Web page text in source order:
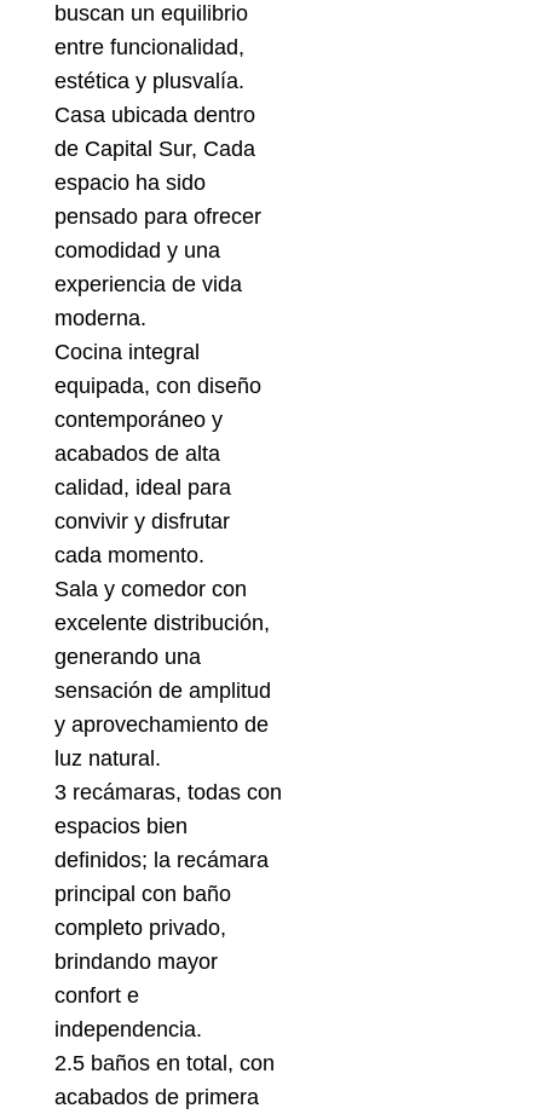
buscan un equilibrio
entre funcionalidad,
estética y plusvalía.
Casa ubicada dentro
de Capital Sur, Cada
espacio ha sido
pensado para ofrecer
comodidad y una
experiencia de vida
moderna.
Cocina integral
equipada, con diseño
contemporáneo y
acabados de alta
calidad, ideal para
convivir y disfrutar
cada momento.
Sala y comedor con
excelente distribución,
generando una
sensación de amplitud
y aprovechamiento de
luz natural.
3 recámaras, todas con
espacios bien
definidos; la recámara
principal con baño
completo privado,
brindando mayor
confort e
independencia.
2.5 baños en total, con
acabados de primera